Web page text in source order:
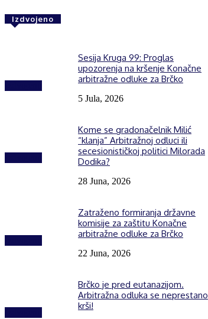
Izdvojeno
Sesija Kruga 99: Proglas
upozorenja na kršenje Konačne
arbitražne odluke za Brčko
5 Jula, 2026
Kome se gradonačelnik Milić
“klanja” Arbitražnoj odluci ili
secesionističkoj politici Milorada
Dodika?
28 Juna, 2026
Zatraženo formiranja državne
komisije za zaštitu Konačne
arbitražne odluke za Brčko
22 Juna, 2026
Brčko je pred eutanazijom.
Arbitražna odluka se neprestano
krši!